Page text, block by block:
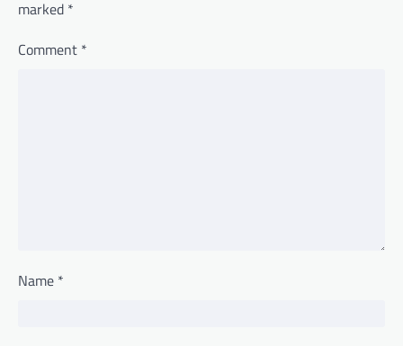
marked *
Comment *
Name *